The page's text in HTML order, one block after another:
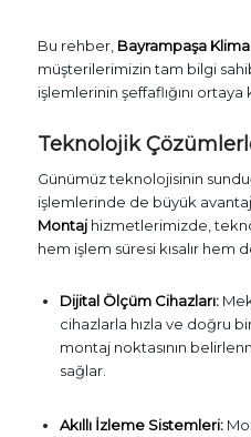
Bu rehber, Bayrampaşa
müşterilerimizin tam bilgi
işlemlerinin şeffaflığını ortaya
Teknolojik
Günümüz teknolojisinin
işlemlerinde de büyük
Montajhizmetlerimizde,
hem işlem süresi kısalır hem
Dijital Ölçüm Cihazları:
cihazlarla hızla ve doğru
montaj noktasının
sağlar.
Akıllı İzleme Sistemleri: